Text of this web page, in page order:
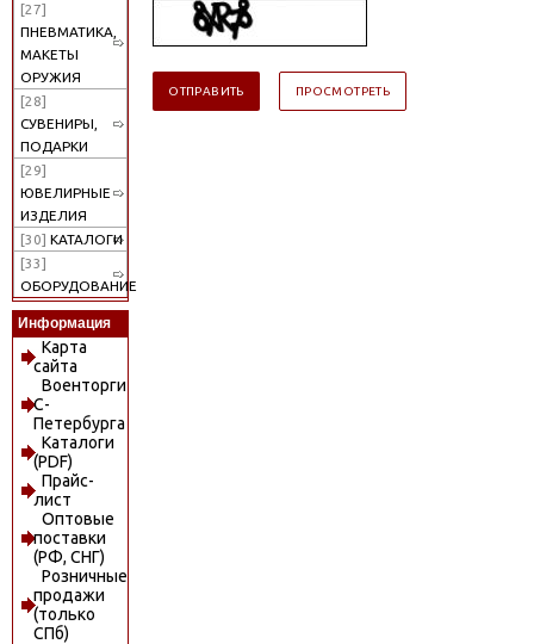
[27]
ПНЕВМАТИКА,
МАКЕТЫ
ОРУЖИЯ
[28]
СУВЕНИРЫ,
ПОДАРКИ
[29]
ЮВЕЛИРНЫЕ
ИЗДЕЛИЯ
[30] КАТАЛОГИ
[33]
ОБОРУДОВАНИЕ
Информация
Карта
сайта
Военторги
С-
Петербурга
Каталоги
(PDF)
Прайс-
лист
Оптовые
поставки
(РФ, СНГ)
Розничные
продажи
(только
СПб)